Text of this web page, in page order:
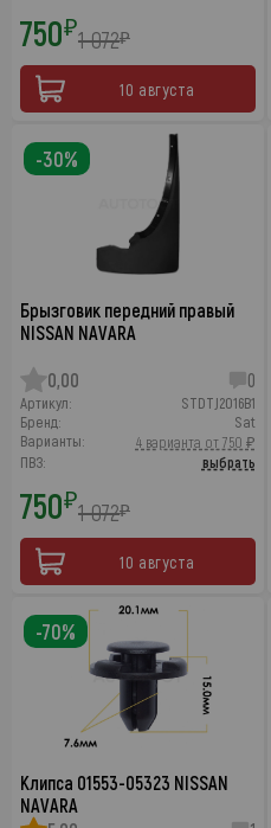
750₽1 072₽
10 августа
Брызговик передний правый
NISSAN NAVARA
0,00 0
Артикул:
STDTJ2016B1
Бренд:
Sat
Варианты:
4 варианта от 750 ₽
ПВЗ:
выбрать
750₽1 072₽
10 августа
-30%
Клипса 01553-05323 NISSAN
NAVARA
-70%